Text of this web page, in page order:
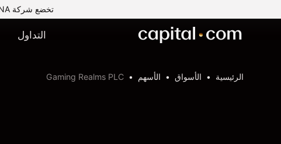
تخضع شركة Capital Com MENA لتداول الأوراق المالية ذ.م.م لرقابة وإشراف هيئة السوق المالية.
التداول
الرئيسية الأسواق الأسهم Gaming Realms PLC